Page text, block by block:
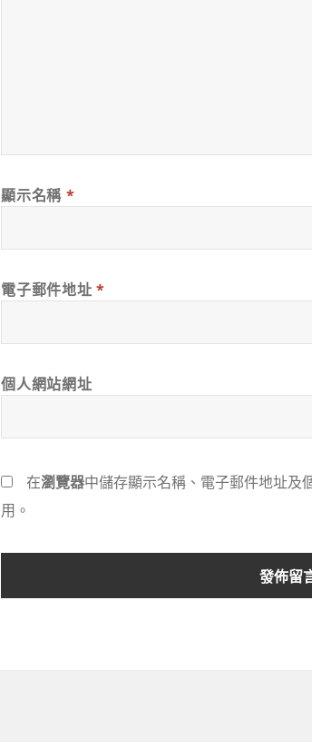
顯示名稱 *
電子郵件地址 *
個人網站網址
在瀏覽器中儲存顯示名稱、電子郵件地址及
用。